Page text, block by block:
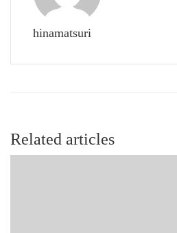
hinamatsuri
Related articles